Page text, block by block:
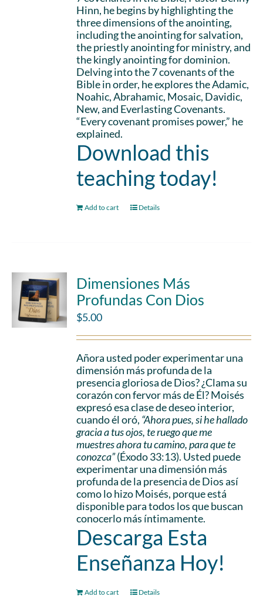
Hinn, he begins by highlighting the
three dimensions of the anointing,
including the anointing for salvation,
the priestly anointing for ministry, and
the kingly anointing for dominion.
Delving into the 7 covenants of the
Bible in order, he explores the Adamic,
Noahic, Abrahamic, Mosaic, Davidic,
New, and Everlasting Covenants.
“Every covenant promises power,” he
explained.
Download this
teaching today!
Add to cart Details
Dimensiones Más
Profundas Con Dios
$5.00
Añora usted poder experimentar una
dimensión más profunda de la
presencia gloriosa de Dios? ¿Clama su
corazón con fervor más de Él? Moisés
expresó esa clase de deseo interior,
cuando él oró, “Ahora pues, si he hallado
gracia a tus ojos, te ruego que me
muestres ahora tu camino, para que te
conozca”(Éxodo 33:13). Usted puede
experimentar una dimensión más
profunda de la presencia de Dios así
como lo hizo Moisés, porque está
disponible para todos los que buscan
conocerlo más íntimamente.
Descarga Esta
Enseñanza Hoy!
Add to cart Details